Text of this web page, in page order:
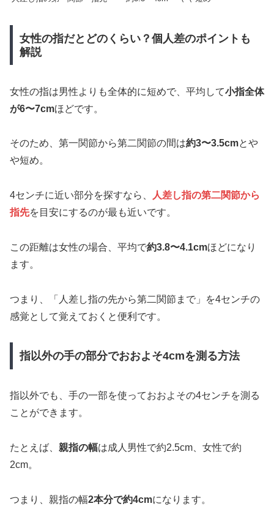
女性の指だとどのくらい？個人差のポイントも
解説
女性の指は男性よりも全体的に短めで、平均して小指全体
が6〜7cmほどです。
そのため、第一関節から第二関節の間は約3〜3.5cmとや
や短め。
4センチに近い部分を探すなら、
人差し指の第二関節から
指先を目安にするのが最も近いです。
この距離は女性の場合、平均で約3.8〜4.1cmほどになり
ます。
つまり、「人差し指の先から第二関節まで」を4センチの
感覚として覚えておくと便利です。
指以外の手の部分でおおよそ4cmを測る方法
指以外でも、手の一部を使っておおよその4センチを測る
ことができます。
たとえば、 親指の幅は成人男性で約2.5cm、女性で約
2cm。
つまり、親指の幅2本分で約4cmになります。